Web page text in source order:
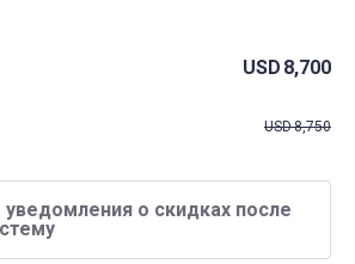
USD 8,700
USD8,750
уведомления о скидках после